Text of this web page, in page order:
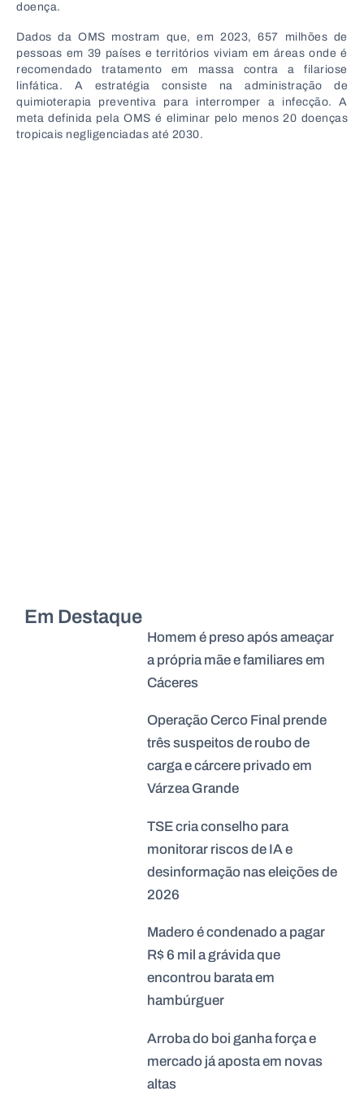
doença.
Dados da OMS mostram que, em 2023, 657 milhões de
pessoas em 39 países e territórios viviam em áreas onde é
recomendado tratamento em massa contra a filariose
linfática. A estratégia consiste na administração de
quimioterapia preventiva para interromper a infecção. A
meta definida pela OMS é eliminar pelo menos 20 doenças
tropicais negligenciadas até 2030.
Em Destaque
Homem é preso após ameaçar
a própria mãe e familiares em
Cáceres
Operação Cerco Final prende
três suspeitos de roubo de
carga e cárcere privado em
Várzea Grande
TSE cria conselho para
monitorar riscos de IA e
desinformação nas eleições de
2026
Madero é condenado a pagar
R$ 6 mil a grávida que
encontrou barata em
hambúrguer
Arroba do boi ganha força e
mercado já aposta em novas
altas